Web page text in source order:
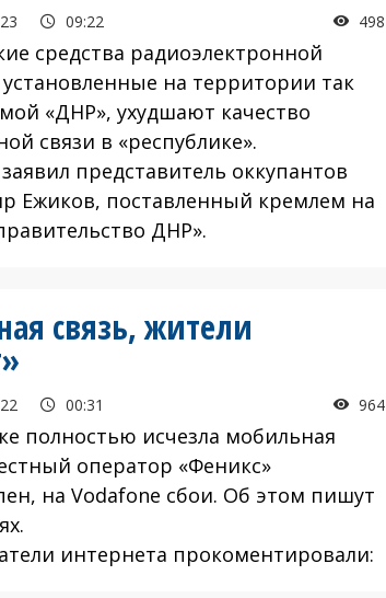
09:22 498
средства радиоэлектронной
на территории так
«ДНР», ухудшают качество
связи в «республике».
представитель оккупантов
Ежиков, поставленный кремлем на
ДНР».
связь, жители
00:31 964
полностью исчезла мобильная
оператор «Феникс»
на Vodafonе сбои. Об этом пишут
интернета прокоментировали: